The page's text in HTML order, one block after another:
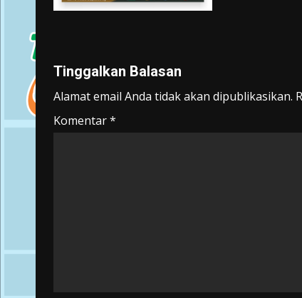
Tinggalkan Balasan
Alamat email Anda tidak akan dipublikasikan.
Komentar*